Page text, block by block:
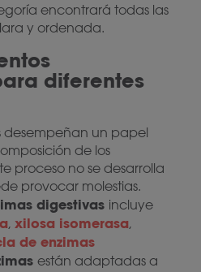
encontrará todas las
y ordenada.
diferentes
desempeñan un papel
de los
proceso no se desarrolla
provocar molestias.
digestivas incluye
, xilosa isomerasa,
de enzimas
están adaptadas a